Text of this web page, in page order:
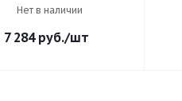
Нет в наличии
7 284руб./шт